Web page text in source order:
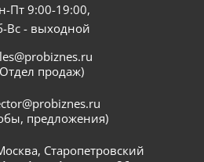
Пт 9:00-19:00,
Вс - выходной
продаж)
предложения)
Старопетровский